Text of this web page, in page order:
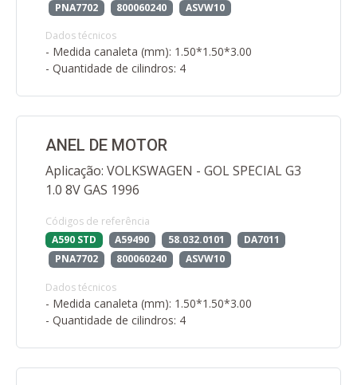
PNA7702
800060240 ASVW10
Dados técnicos
- Medida canaleta (mm): 1.50*1.50*3.00
- Quantidade de cilindros: 4
ANEL DE MOTOR
Aplicação: VOLKSWAGEN - GOL SPECIAL G3
1.0 8V GAS 1996
Códigos de referência
A590 STD
A59490 58.032.0101
DA7011
PNA7702
800060240 ASVW10
Dados técnicos
- Medida canaleta (mm): 1.50*1.50*3.00
- Quantidade de cilindros: 4